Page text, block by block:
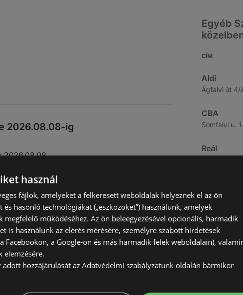
2026.08.08-ig
2026.08.08
Egyéb
CÍM
Aldi
Ágfalvi út 4/
CBA
Somfalvi u.
Reál
Besenyő u.
Ibolya út
CBA
Bánfalvi u.
Bánfalvi út
használ
fájlok, amelyeket a felkeresett weboldalak helyeznek el az ön
hasonló technológiákat („eszközöket”) használunk, amelyek
megfelelő működéséhez. Az ön beleegyezésével opcionális, harmadik
is használunk az elérés mérésére, személyre szabott hirdetések
Facebookon, a Google-on és más harmadik felek weboldalain),
elemzésére.
adott hozzájárulását az Adatvédelmi szabályzatunk oldalán bármikor